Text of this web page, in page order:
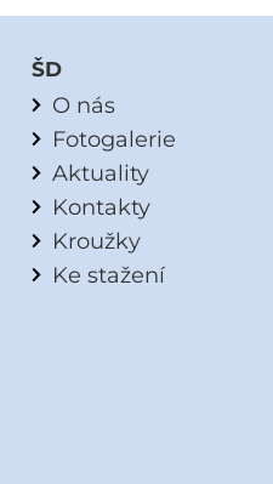
ŠD
O nás
Fotogalerie
Aktuality
Kontakty
Kroužky
Ke stažení